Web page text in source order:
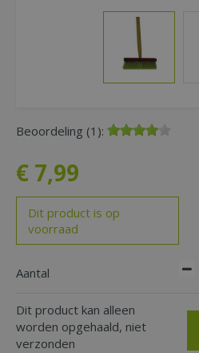
Beoordeling (1):
€ 7,99
Dit product is op
voorraad
Aantal
Dit product kan alleen
worden opgehaald, niet
verzonden